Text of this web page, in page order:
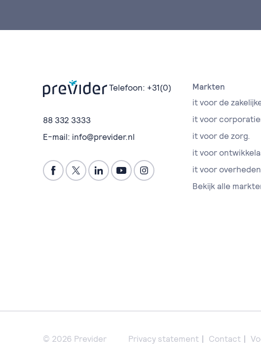
Telefoon: +31(0)
88 332 3333
E-mail: info@previder.nl
Markten
it voor de
it voor
it voor de zorg.
it voor
it voor
Bekijk alle
© 2026 Previder Privacy statement Contact